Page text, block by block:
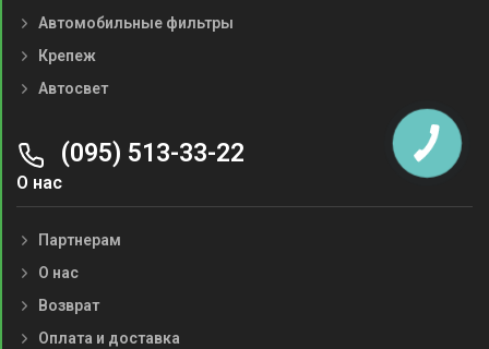
Автомобильные фильтры
Крепеж
Автосвет
(095) 513-33-22
О нас
Партнерам
О нас
Возврат
Оплата и доставка